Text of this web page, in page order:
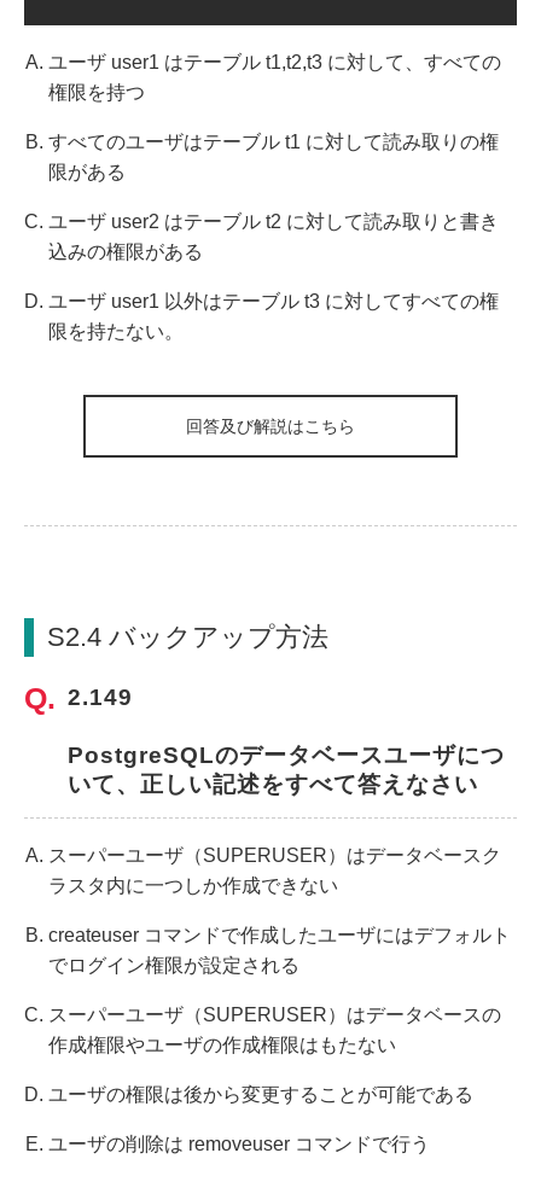
ユーザ user1 はテーブル t1,t2,t3 に対して、すべての
権限を持つ
すべてのユーザはテーブル t1 に対して読み取りの権
限がある
ユーザ user2 はテーブル t2 に対して読み取りと書き
込みの権限がある
ユーザ user1 以外はテーブル t3 に対してすべての権
限を持たない。
回答及び解説はこちら
S2.4 バックアップ方法
2.149
PostgreSQLのデータベースユーザにつ
いて、正しい記述をすべて答えなさい
スーパーユーザ（SUPERUSER）はデータベースク
ラスタ内に一つしか作成できない
createuser コマンドで作成したユーザにはデフォルト
でログイン権限が設定される
スーパーユーザ（SUPERUSER）はデータベースの
作成権限やユーザの作成権限はもたない
ユーザの権限は後から変更することが可能である
ユーザの削除は removeuser コマンドで行う